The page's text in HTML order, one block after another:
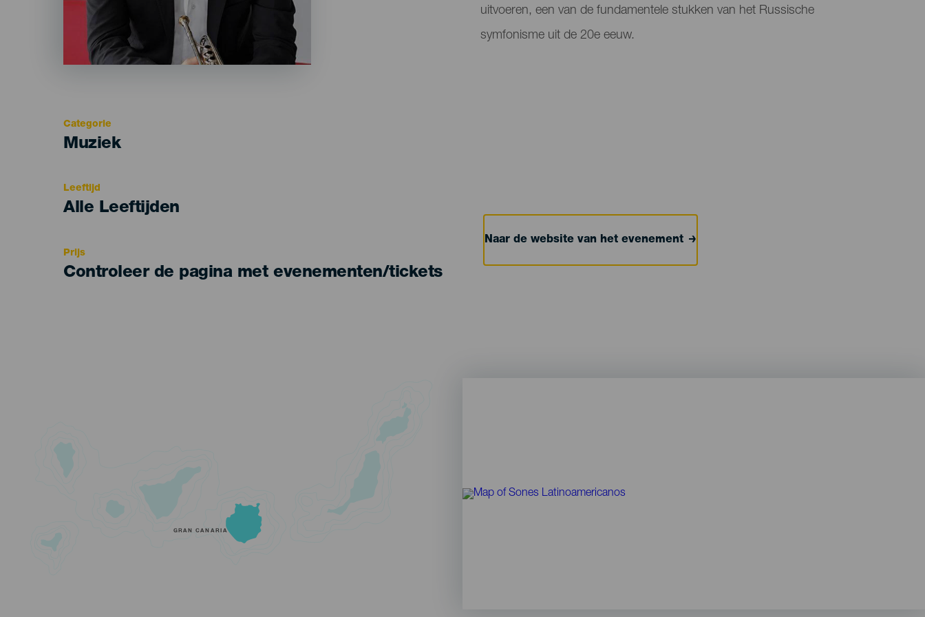
uitvoeren, een van de fundamentele stukken van het Russische
symfonisme uit de 20e eeuw.
Categorie
Categoría
Muziek
Leeftijd
Edad
Alle Leeftijden
Prijs
Controleer de pagina met evenementen/tickets
Naar de website van het evenement
GRAN CANARIA